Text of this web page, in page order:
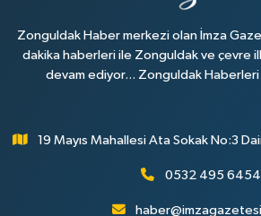
Zonguldak Haber merkezi olan İmza
dakika haberleri ile Zonguldak ve çevre
devam ediyor... Zonguldak
19 Mayıs Mahallesi Ata Sokak No:3
0532 495 6454